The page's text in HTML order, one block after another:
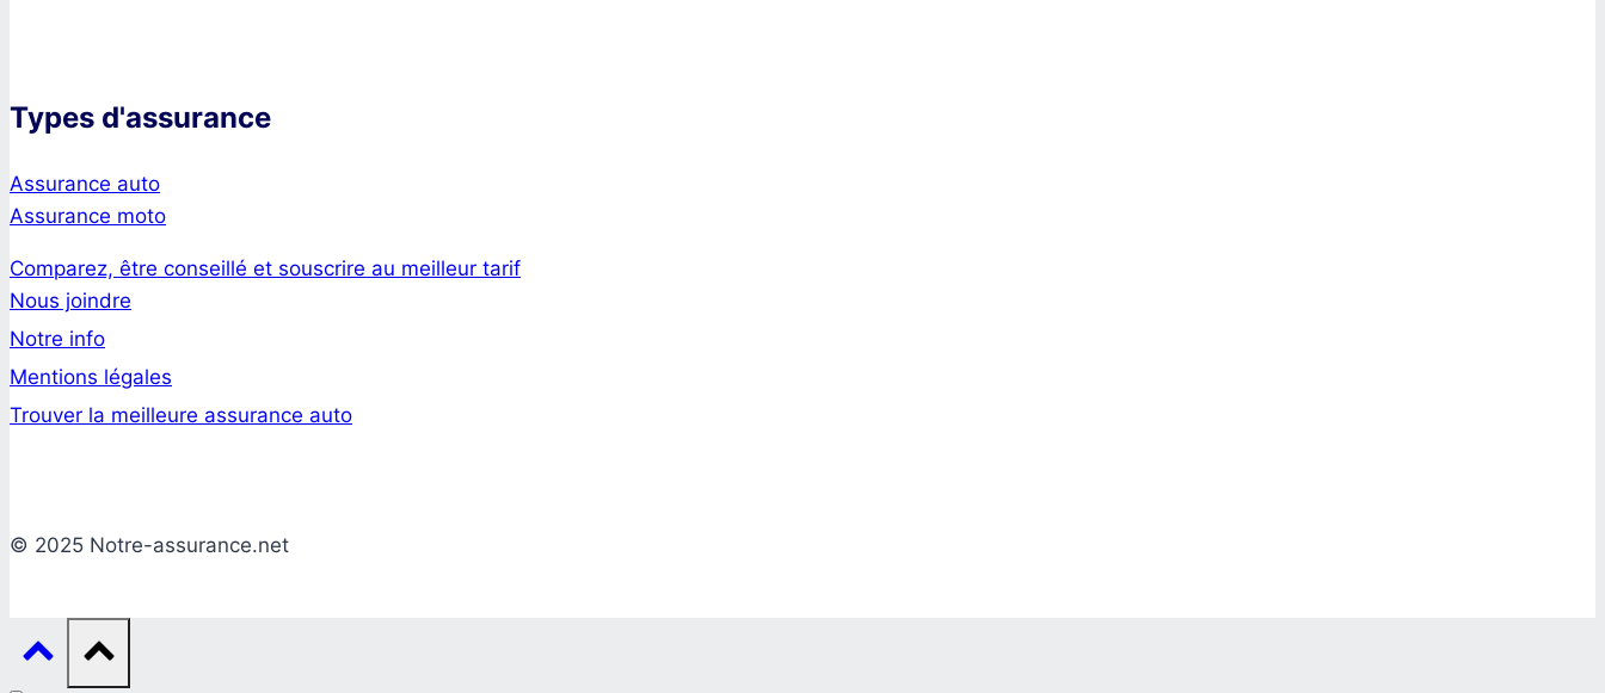
Types d'assurance
Assurance auto
Assurance moto
Comparez, être conseillé et souscrire au meilleur tarif
Nous joindre
Notre info
Mentions légales
Trouver la meilleure assurance auto
© 2025 Notre-assurance.net